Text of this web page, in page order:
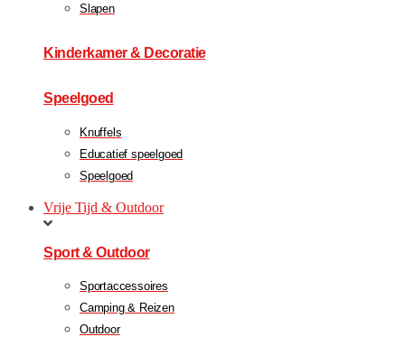
Slapen
Kinderkamer & Decoratie
Speelgoed
Knuffels
Educatief speelgoed
Speelgoed
Vrije Tijd & Outdoor
Sport & Outdoor
Sportaccessoires
Camping & Reizen
Outdoor